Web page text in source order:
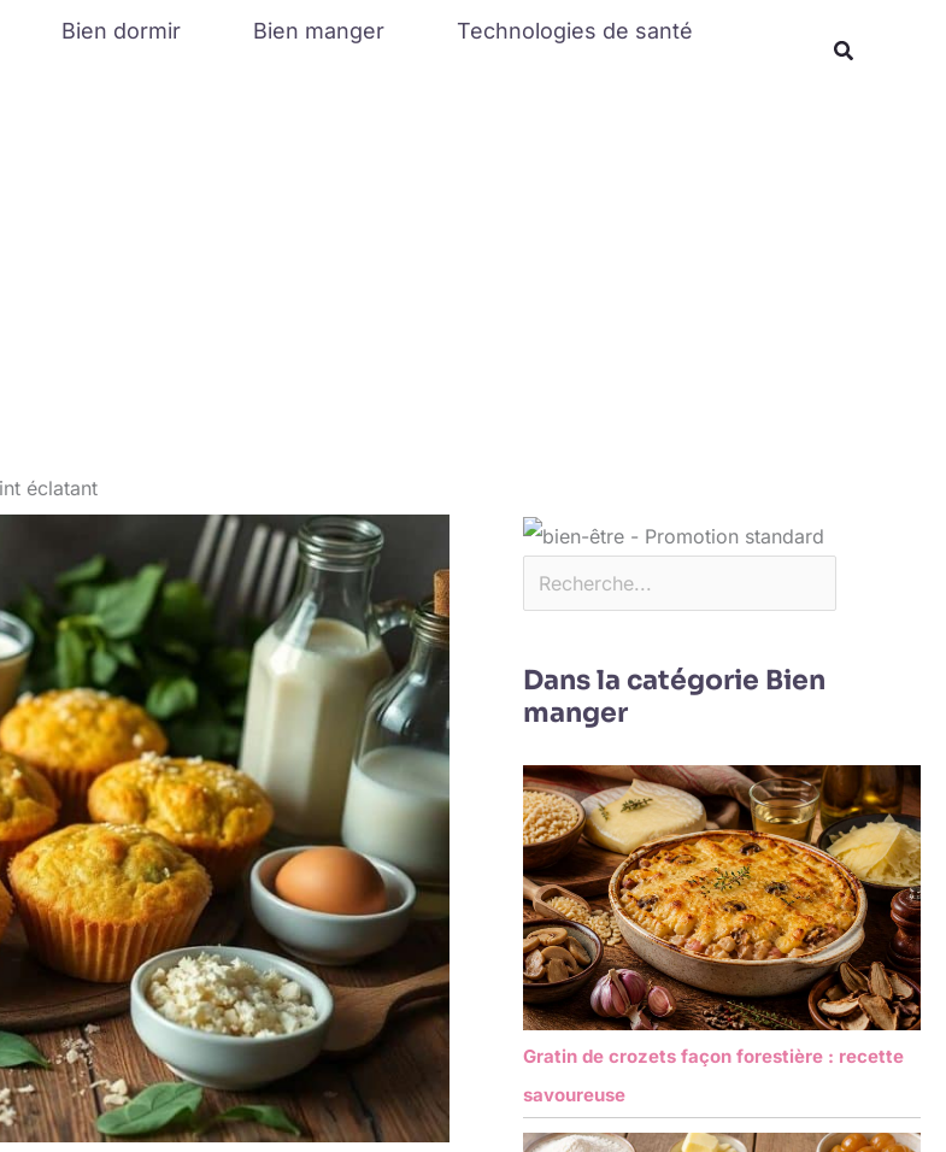
Bien dormir Bien manger
Technologies de santé
éclatant
Rechercher
Dans la catégorie Bien
manger
Gratin de crozets façon forestière : recette
savoureuse